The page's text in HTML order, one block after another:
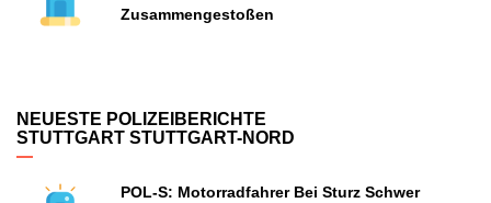
Zusammengestoßen
NEUESTE POLIZEIBERICHTE
STUTTGART STUTTGART-NORD
POL-S: Motorradfahrer Bei Sturz Schwer